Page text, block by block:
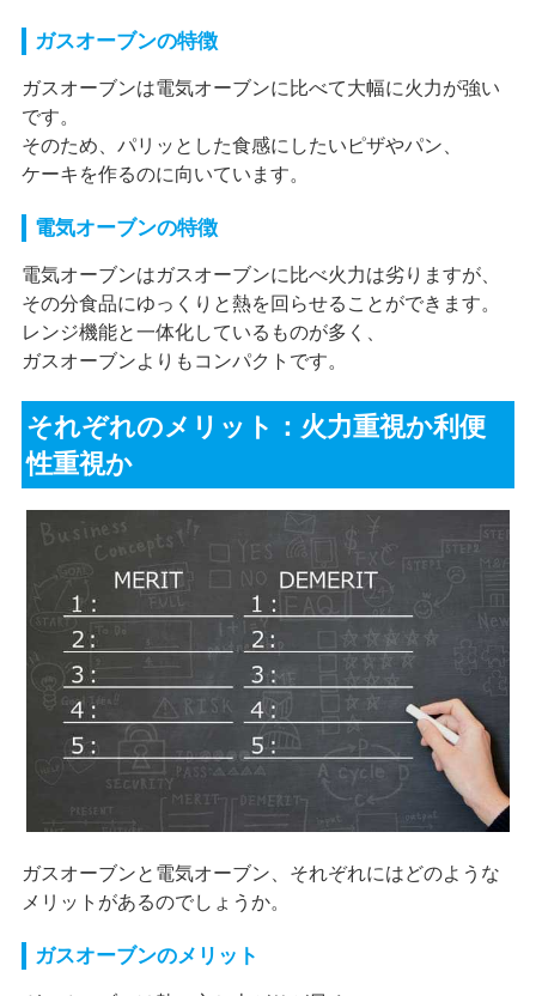
ガスオーブンの特徴
ガスオーブンは電気オーブンに比べて大幅に火力が強い
です。
そのため、パリッとした食感にしたいピザやパン、
ケーキを作るのに向いています。
電気オーブンの特徴
電気オーブンはガスオーブンに比べ火力は劣りますが、
その分食品にゆっくりと熱を回らせることができます。
レンジ機能と一体化しているものが多く、
ガスオーブンよりもコンパクトです。
それぞれのメリット：火力重視か利便
性重視か
ガスオーブンと電気オーブン、それぞれにはどのような
メリットがあるのでしょうか。
ガスオーブンのメリット